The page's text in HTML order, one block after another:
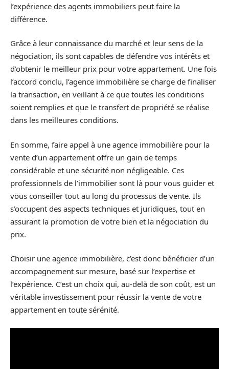
l’expérience des agents immobiliers peut faire la
différence.
Grâce à leur connaissance du marché et leur sens de la
négociation, ils sont capables de défendre vos intérêts et
d’obtenir le meilleur prix pour votre appartement. Une fois
l’accord conclu, l’agence immobilière se charge de finaliser
la transaction, en veillant à ce que toutes les conditions
soient remplies et que le transfert de propriété se réalise
dans les meilleures conditions.
En somme, faire appel à une agence immobilière pour la
vente d’un appartement offre un gain de temps
considérable et une sécurité non négligeable. Ces
professionnels de l’immobilier sont là pour vous guider et
vous conseiller tout au long du processus de vente. Ils
s’occupent des aspects techniques et juridiques, tout en
assurant la promotion de votre bien et la négociation du
prix.
Choisir une agence immobilière, c’est donc bénéficier d’un
accompagnement sur mesure, basé sur l’expertise et
l’expérience. C’est un choix qui, au-delà de son coût, est un
véritable investissement pour réussir la vente de votre
appartement en toute sérénité.